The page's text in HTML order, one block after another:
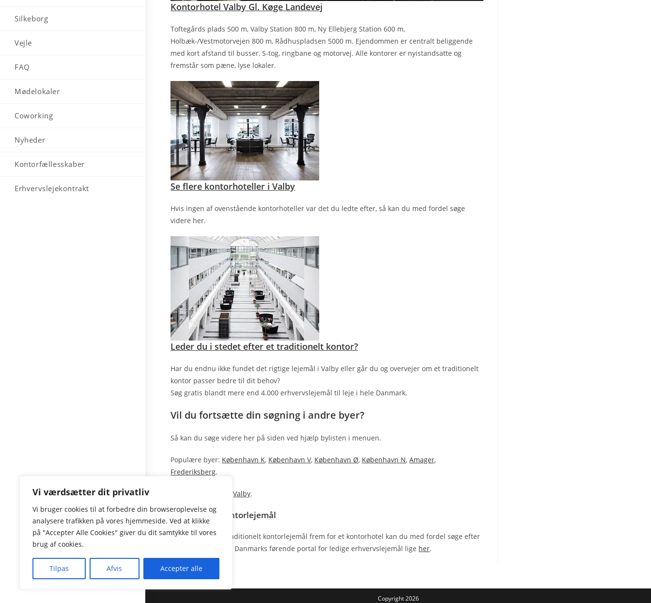
Vi værdsætter dit privatliv
Vi bruger cookies til at forbedre din browseroplevelse og
analysere trafikken på vores hjemmeside. Ved at klikke
på "Accepter Alle Cookies" giver du dit samtykke til vores
brug afcookies.
Tilpas Afvis Accepter alle
Silkeborg
Vejle
FAQ
Mødelokaler
Coworking
Nyheder
Kontorfællesskaber
Erhvervslejekontrakt
Kontorhotel Valby Gl. Køge Landevej
Toftegårds plads 500 m, Valby Station 800 m, Ny Ellebjerg Station 600 m,
Holbæk-/Vestmotorvejen 800 m, Rådhuspladsen 5000 m. Ejendommen er centralt beliggende
med kort afstand til busser, S-tog, ringbane og motorvej. Alle kontorer er nyistandsatte og
fremstår som pæne, lyse lokaler.
Se flere kontorhoteller i Valby
Hvis ingen af ovenstående kontorhoteller var det du ledte efter, så kan du med fordel søge
videre her.
Leder du i stedet efter et traditionelt kontor?
Har du endnu ikke fundet det rigtige lejemål i Valby eller går du og overvejer om et traditionelt
kontor passer bedre til dit behov?
Søg gratis blandt mere end 4.000 erhvervslejemål til leje i hele Danmark.
Vil du fortsætte din søgning i andre byer?
Så kan du søge videre her på siden ved hjælp bylisten i menuen.
Populære byer: København K, København V, København Ø, København N,Amager,
Frederiksberg.
Læs også mere omValby.
Traditionelt kontorlejemål
Hvis du søger et traditionelt kontorlejemål frem for et kontorhotel kan du med fordel søge efter
erhvervslejemål på Danmarks førende portal for ledige erhvervslejemål lige her.
Copyright 2026